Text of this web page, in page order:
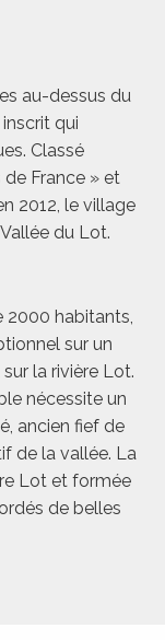
au-dessus du
qui
Classé
de France » et
2012, le village
du Lot.
2000 habitants,
sur un
la rivière Lot.
nécessite un
ancien fief de
de la vallée. La
Lot et formée
de belles